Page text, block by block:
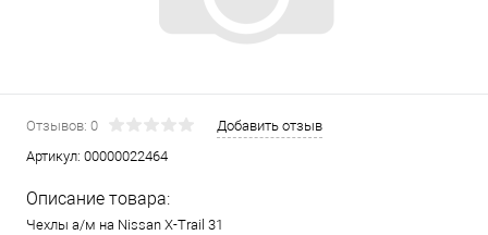
Отзывов: 0
Добавить отзыв
Артикул: 00000022464
Описание товара:
Чехлы а/м на Nissan X-Trail 31